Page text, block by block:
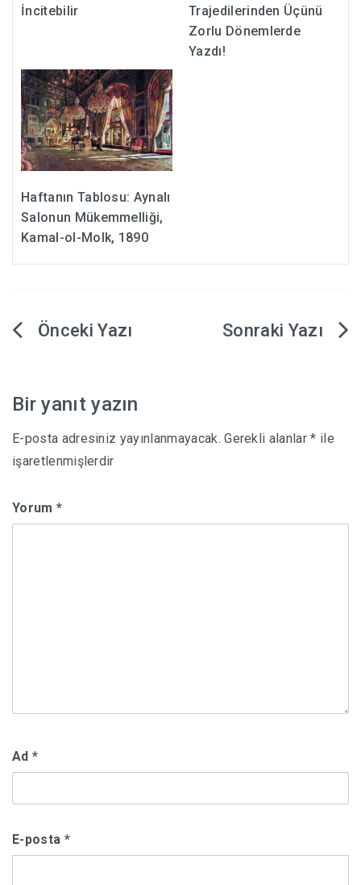
İncitebilir
Trajedilerinden Üçünü
Zorlu Dönemlerde
Yazdı!
Haftanın Tablosu: Aynalı
Salonun Mükemmelliği,
Kamal-ol-Molk, 1890
Yazı
Bir yanıt yazın
E-posta adresiniz yayınlanmayacak. Gerekli alanlar* ile
işaretlenmişlerdir
Yorum *
Ad *
E-posta *